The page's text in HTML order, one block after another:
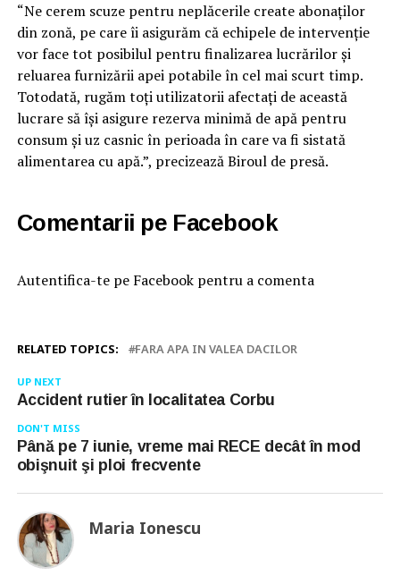
“Ne cerem scuze pentru neplăcerile create abonaților
din zonă, pe care îi asigurăm că echipele de intervenție
vor face tot posibilul pentru finalizarea lucrărilor și
reluarea furnizării apei potabile în cel mai scurt timp.
Totodată, rugăm toți utilizatorii afectați de această
lucrare să își asigure rezerva minimă de apă pentru
consum și uz casnic în perioada în care va fi sistată
alimentarea cu apă.”, precizează Biroul de presă.
Comentarii pe Facebook
Autentifica-te pe Facebook pentru a comenta
RELATED TOPICS: FARA APA IN VALEA DACILOR
UP NEXT
Accident rutier în localitatea Corbu
DON'T MISS
Până pe 7 iunie, vreme mai RECE decât în mod
obişnuit şi ploi frecvente
Maria Ionescu